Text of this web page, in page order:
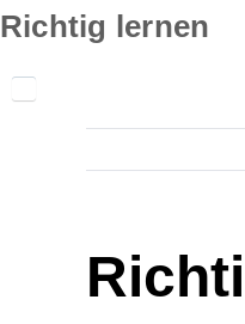
Skip
content
Richtig lernen